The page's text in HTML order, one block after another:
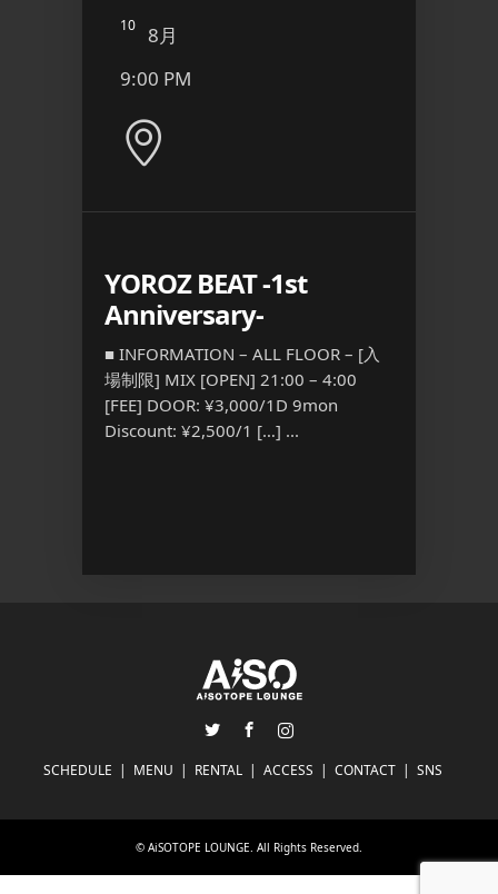
10
8月
9:00 PM
YOROZ BEAT -1st
Anniversary-
■ INFORMATION – ALL FLOOR – [入
場制限] MIX [OPEN] 21:00 – 4:00
[FEE] DOOR: ¥3,000/1D 9mon
Discount: ¥2,500/1 […] ...
Instagram
SCHEDULE MENU RENTAL ACCESS CONTACT SNS
© AiSOTOPE LOUNGE. All Rights Reserved.